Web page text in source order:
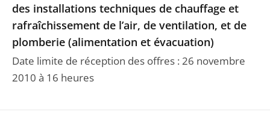
des installations techniques de chauffage et
rafraîchissement de l’air, de ventilation, et de
plomberie (alimentation et évacuation)
Date limite de réception des offres : 26 novembre
2010 à 16 heures